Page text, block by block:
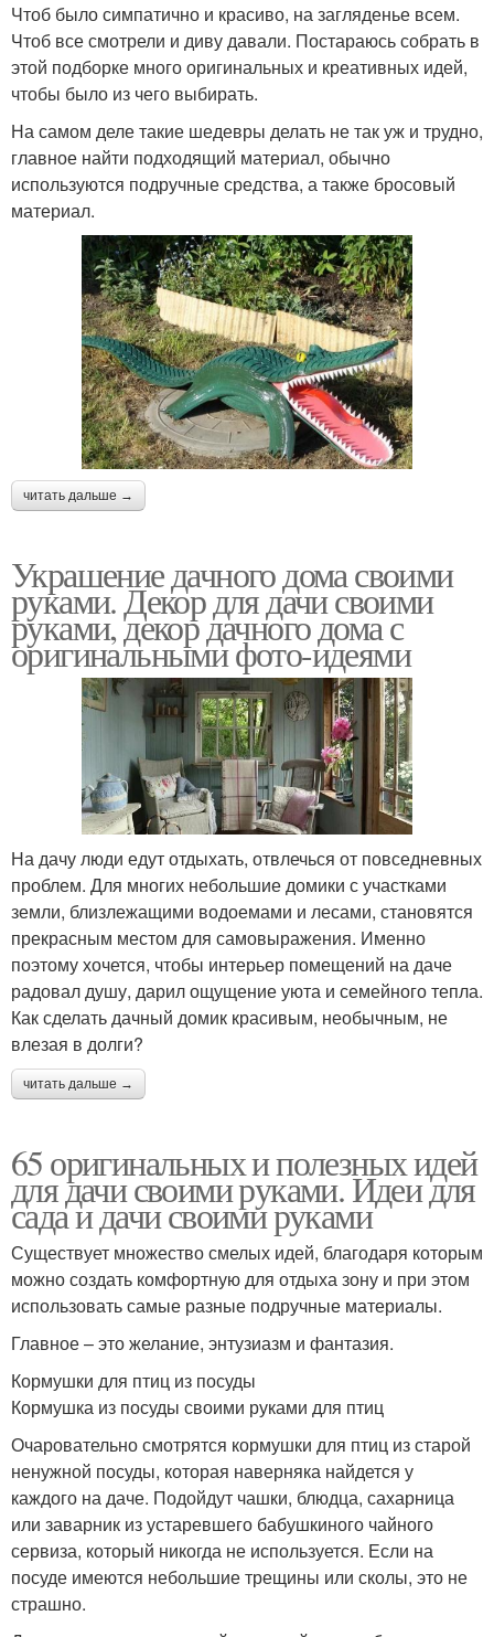
Чтоб было симпатично и красиво, на загляденье всем.
Чтоб все смотрели и диву давали. Постараюсь собрать в
этой подборке много оригинальных и креативных идей,
чтобы было из чего выбирать.
На самом деле такие шедевры делать не так уж и трудно,
главное найти подходящий материал, обычно
используются подручные средства, а также бросовый
материал.
читать дальше →
Украшение дачного дома своими
руками. Декор для дачи своими
руками, декор дачного дома с
оригинальными фото-идеями
На дачу люди едут отдыхать, отвлечься от повседневных
проблем. Для многих небольшие домики с участками
земли, близлежащими водоемами и лесами, становятся
прекрасным местом для самовыражения. Именно
поэтому хочется, чтобы интерьер помещений на даче
радовал душу, дарил ощущение уюта и семейного тепла.
Как сделать дачный домик красивым, необычным, не
влезая в долги?
читать дальше →
65 оригинальных и полезных идей
для дачи своими руками. Идеи для
сада и дачи своими руками
Существует множество смелых идей, благодаря которым
можно создать комфортную для отдыха зону и при этом
использовать самые разные подручные материалы.
Главное – это желание, энтузиазм и фантазия.
Кормушки для птиц из посуды
Кормушка из посуды своими руками для птиц
Очаровательно смотрятся кормушки для птиц из старой
ненужной посуды, которая наверняка найдется у
каждого на даче. Подойдут чашки, блюдца, сахарница
или заварник из устаревшего бабушкиного чайного
сервиза, который никогда не используется. Если на
посуде имеются небольшие трещины или сколы, это не
страшно.